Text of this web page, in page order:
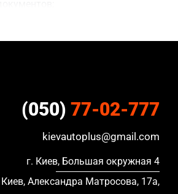
(050) 77-02-777
kievautoplus@gmail.com
г. Киев, Большая окружная 4
Киев, Александра Матросова, 17а,